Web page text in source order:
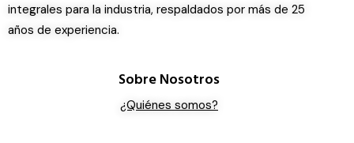
integrales para la industria, respaldados por más de 25
años de experiencia.
Sobre Nosotros
¿Quiénes somos?